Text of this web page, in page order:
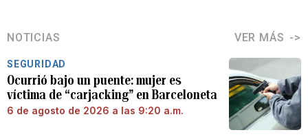
NOTICIAS VER MÁS
SEGURIDAD
Ocurrió bajo un puente: mujer es
víctima de “carjacking” en Barceloneta
6 de agosto de 2026 a las 9:20 a.m.